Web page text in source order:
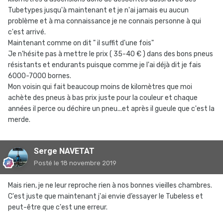
Tubetypes jusqu'à maintenant et je n'ai jamais eu aucun
problème et à ma connaissance je ne connais personne à qui
c'est arrivé.
Maintenant comme on dit " il suffit d'une fois"
Je n'hésite pas à mettre le prix ( 35-40 € ) dans des bons pneus
résistants et endurants puisque comme je l'ai déjà dit je fais
6000-7000 bornes.
Mon voisin qui fait beaucoup moins de kilomètres que moi
achète des pneus à bas prix juste pour la couleur et chaque
années il perce ou déchire un pneu...et après il gueule que c'est la
merde.
Serge NAVETAT
Posté le 18 novembre 2019
Mais rien, je ne leur reproche rien à nos bonnes vieilles chambres.
C'est juste que maintenant j'ai envie d’essayer le Tubeless et
peut-être que c'est une erreur.